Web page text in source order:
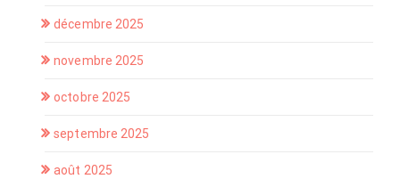
décembre 2025
novembre 2025
octobre 2025
septembre 2025
août 2025